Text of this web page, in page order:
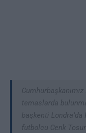
temaslarda
başkenti Londra’da
futbolcu Cenk